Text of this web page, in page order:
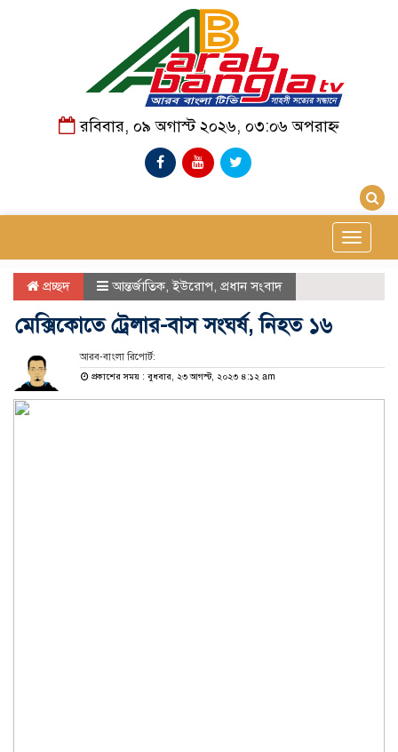
রবিবার, ০৯ অগাস্ট ২০২৬, ০৩:০৬ অপরাহ্ন
Toggle
প্রচ্ছদ আন্তর্জাতিক,ইউরোপ, প্রধান সংবাদ
মেক্সিকোতে ট্রেলার-বাস সংঘর্ষ, নিহত ১৬
আরব-বাংলা রিপোর্ট:
প্রকাশের সময় : বুধবার, ২৩ আগস্ট, ২০২৩ ৪:১২ am